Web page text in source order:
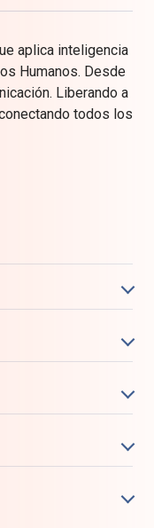
aplica inteligencia
Humanos. Desde
Liberando a
todos los